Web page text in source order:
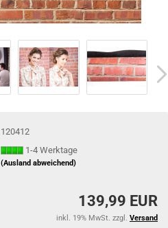
120412
1-4 Werktage
(Ausland abweichend)
139,99 EUR
inkl. 19% MwSt. zzgl. Versand